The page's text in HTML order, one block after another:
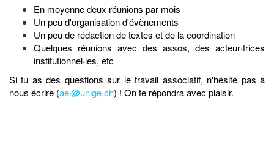
En moyenne deux réunions par mois
Un peu d'organisation d'évènements
Un peu de rédaction de textes et de la coordination
Quelques réunions avec des assos, des acteur·trices
institutionnel·les, etc
Si tu as des questions sur le travail associatif, n'hésite pas à
nous écrire (ael@unige.ch) ! On te répondra avec plaisir.